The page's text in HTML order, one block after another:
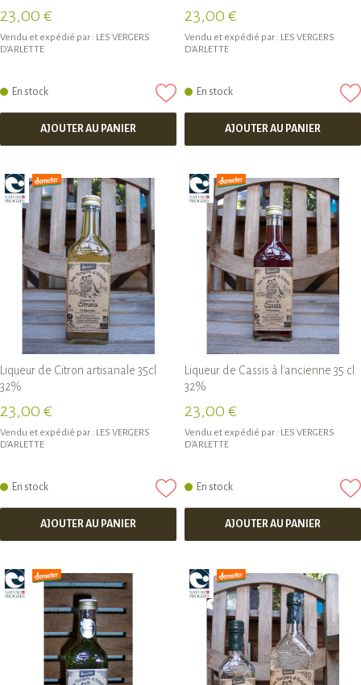
23,00 €
Vendu et expédié par : LES VERGERS
D'ARLETTE
En stock
AJOUTER AU PANIER
23,00 €
Vendu et expédié par : LES VERGERS
D'ARLETTE
En stock
AJOUTER AU PANIER
Liqueur de Citron artisanale 35cl
32%
23,00 €
Vendu et expédié par : LES VERGERS
D'ARLETTE
En stock
AJOUTER AU PANIER
Liqueur de Cassis à l'ancienne 35 cl
32%
23,00 €
Vendu et expédié par : LES VERGERS
D'ARLETTE
En stock
AJOUTER AU PANIER